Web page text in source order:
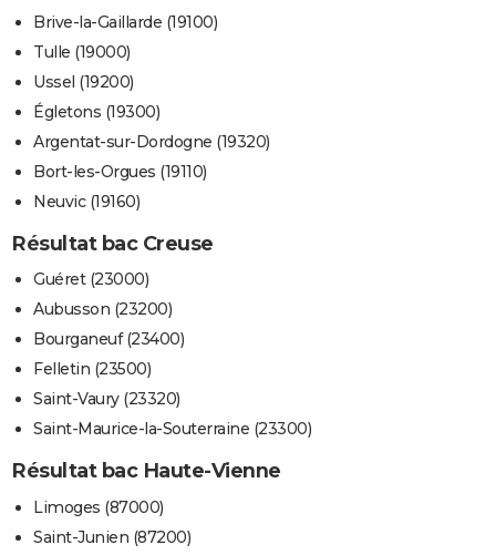
Brive-la-Gaillarde (19100)
Tulle (19000)
Ussel (19200)
Égletons (19300)
Argentat-sur-Dordogne (19320)
Bort-les-Orgues (19110)
Neuvic (19160)
Résultat bac Creuse
Guéret (23000)
Aubusson (23200)
Bourganeuf (23400)
Felletin (23500)
Saint-Vaury (23320)
Saint-Maurice-la-Souterraine (23300)
Résultat bac Haute-Vienne
Limoges (87000)
Saint-Junien (87200)